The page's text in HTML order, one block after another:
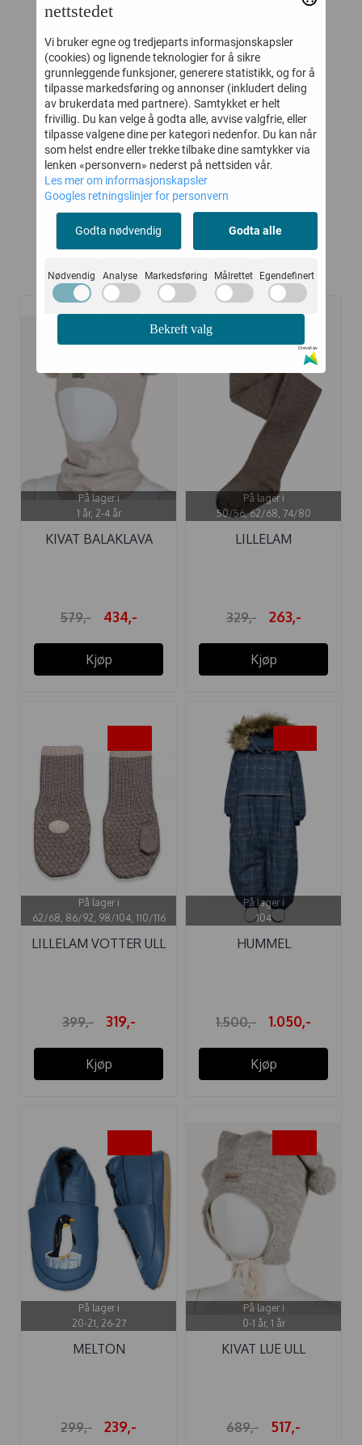
HUST AND CLAIRE
BUKSE ULL/BAMBUS
GABY BLUE NIGHTS
329,-
164,-
Kjøp
JOHA LEGGINGS
COLOURFULL MOSS
MELANGE
249,-
124,-
Kunder kjøpte også
På lager i
1 år, 2-4 år
KIVAT BALAKLAVA
579,- 434,-
Kjøp
På lager i
50/56, 62/68, 74/80
LILLELAM
329,- 263,-
Kjøp
På lager i
62/68, 86/92, 98/104, 110/116
LILLELAM VOTTER ULL
399,- 319,-
Kjøp
På lager i
104
HUMMEL
1.500,- 1.050,-
Kjøp
På lager i
20-21, 26-27
MELTON
299,- 239,-
På lager i
0-1 år, 1 år
KIVAT LUE ULL
689,- 517,-
nettstedet
Vi bruker egne og tredjeparts informasjonskapsler
(cookies) og lignende teknologier for å sikre
grunnleggende funksjoner, generere statistikk, og for å
tilpasse markedsføring og annonser (inkludert deling
av brukerdata med partnere). Samtykket er helt
frivillig. Du kan velge å godta alle, avvise valgfrie, eller
tilpasse valgene dine per kategori nedenfor. Du kan når
som helst endre eller trekke tilbake dine samtykker via
lenken «personvern» nederst på nettsiden vår.
Les mer om informasjonskapsler
Googles retningslinjer for personvern
Godta nødvendig Godta alle
Nødvendig Analyse Markedsføring Målrettet Egendefinert
Bekreft valg
Drevet av